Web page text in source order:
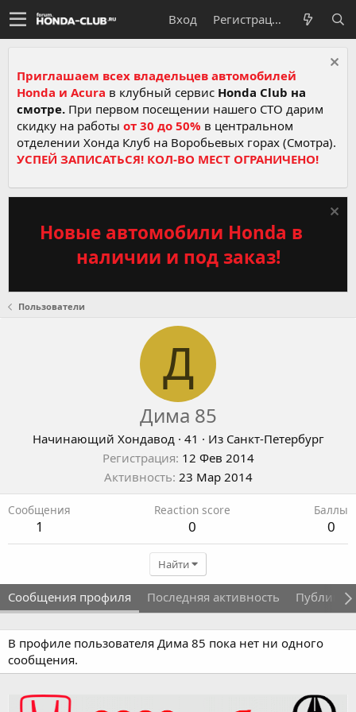
Вход Регистрация
Приглашаем всех владельцев автомобилей
Honda и Acura в клубный сервис Honda Club на
смотре. При первом посещении нашего СТО дарим
скидку на работы от 30 до 50% в центральном
отделении Хонда Клуб на Воробьевых горах (Смотра).
УСПЕЙ ЗАПИСАТЬСЯ! КОЛ-ВО МЕСТ ОГРАНИЧЕНО!
Новые автомобили Honda в
наличии и под заказ!
Пользователи
Д
Дима 85
Начинающий Хондавод · 41 · Из Санкт-Петербург
Регистрация 12 Фев 2014
Активность 23 Мар 2014
Сообщения
1
Reaction score
0
Баллы
0
Найти
Сообщения профиля Последняя активность
В профиле пользователя Дима 85 пока нет ни одного
сообщения.